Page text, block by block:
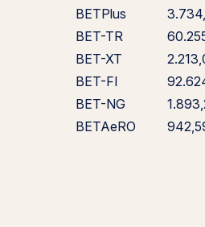
BETPlus
BET-TR
BET-XT
BET-FI
BET-NG
BETAeRO